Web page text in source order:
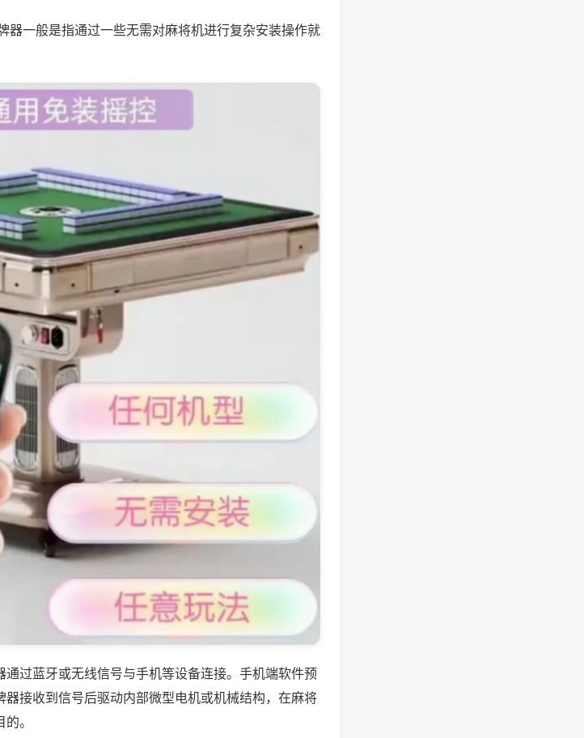
器一般是指通过一些无需对麻将机进行复杂安装操作就
过蓝牙或无线信号与手机等设备连接。手机端软件预
接收到信号后驱动内部微型电机或机械结构，在麻将
。